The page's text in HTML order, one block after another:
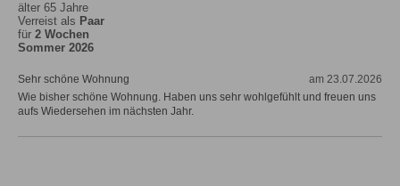
älter 65 Jahre
Verreist als Paar
für 2 Wochen
Sommer 2026
am 23.07.2026
Sehr schöne Wohnung
Wie bisher schöne Wohnung. Haben uns sehr wohlgefühlt und freuen uns
aufs Wiedersehen im nächsten Jahr.